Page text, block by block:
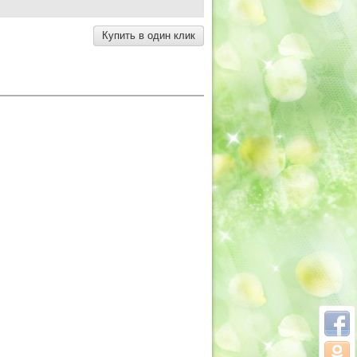
Купить в один клик